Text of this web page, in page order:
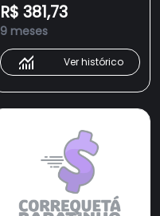
R$ 381,73
9 meses
Ver histórico